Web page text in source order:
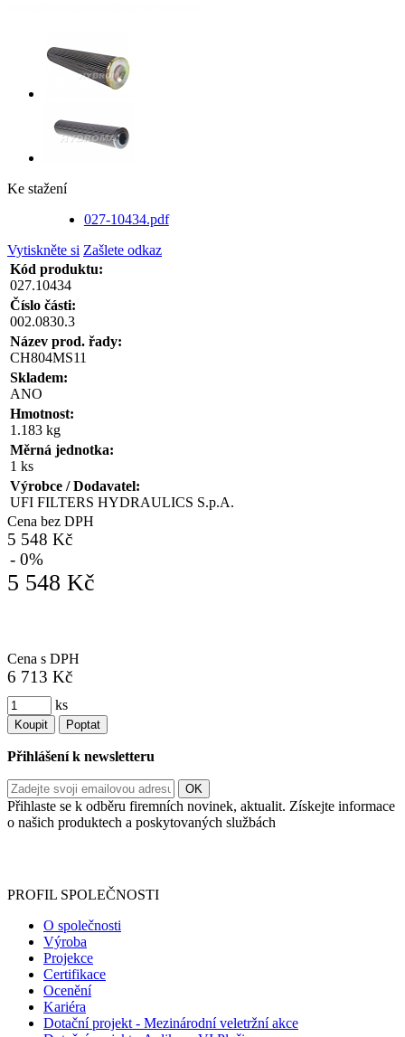
Ke stažení
027-10434.pdf
Vytiskněte si Zašlete odkaz
Kód produktu:
027.10434
Číslo části:
002.0830.3
Název prod. řady:
CH804MS11
Skladem:
ANO
Hmotnost:
1.183 kg
Měrná jednotka:
1 ks
Výrobce / Dodavatel:
UFI FILTERS HYDRAULICS S.p.A.
Cena bez DPH
5 548 Kč
- 0%
5 548 Kč
Cena s DPH
6 713 Kč
ks
Koupit Poptat
Přihlášení k newsletteru
Přihlaste se k odběru firemních novinek, aktualit. Získejte informace
o našich produktech a poskytovaných službách
PROFIL SPOLEČNOSTI
O společnosti
Výroba
Projekce
Certifikace
Ocenění
Kariéra
Dotační projekt - Mezinárodní veletržní akce